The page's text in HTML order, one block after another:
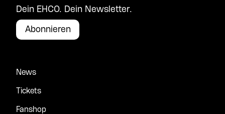
Dein EHCO. Dein Newsletter.
Abonnieren
News
Tickets
Fanshop